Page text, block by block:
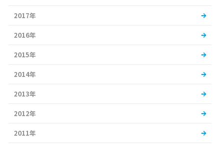
2017年
2016年
2015年
2014年
2013年
2012年
2011年